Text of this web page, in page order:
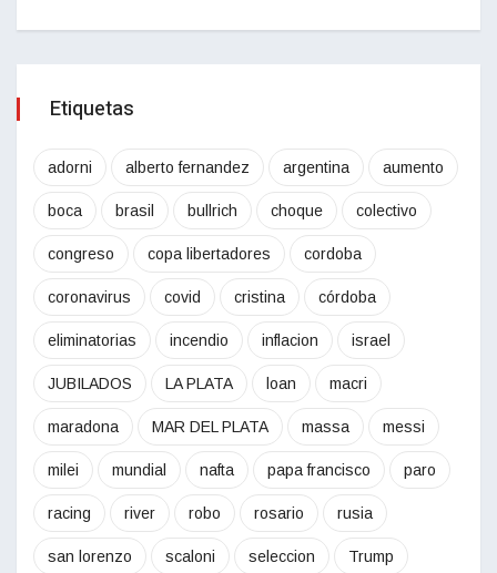
Etiquetas
adorni alberto fernandez argentina aumento
boca brasil bullrich choque colectivo
congreso copa libertadores cordoba
coronavirus covid cristina córdoba
eliminatorias incendio inflacion israel
JUBILADOS LA PLATA loan macri
maradona MAR DEL PLATA massa messi
milei mundial nafta papa francisco paro
racing river robo rosario rusia
san lorenzo scaloni seleccion Trump